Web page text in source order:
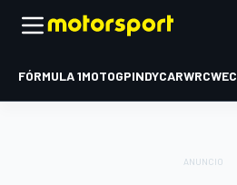
FÓRMULA 1MOTOGPINDYCARWRCWEC